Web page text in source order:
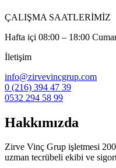
ÇALIŞMA SAATLERİMİZ
Hafta içi 08:00 – 18:00
İletişim
info@zirvevincgrup.com
0 (216) 394 47 39
0532 294 58 99
Hakkımızda
Zirve Vinç Grup işletmesi
uzman tecrübeli ekibi ve